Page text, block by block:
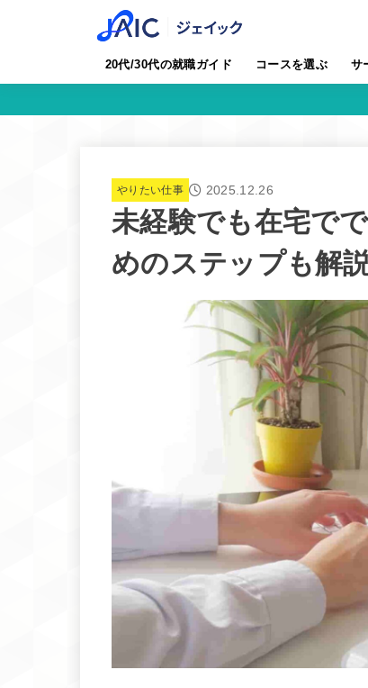
20代/30代の就職ガイド コースを選ぶ サ
やりたい仕事 2025.12.26
未経験でも在宅で
めのステップも解